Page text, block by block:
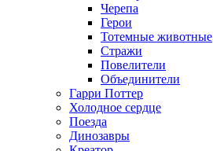
Черепа
Герои
Тотемные животные
Стражи
Повелители
Объединители
Гарри Поттер
Холодное сердце
Поезда
Динозавры